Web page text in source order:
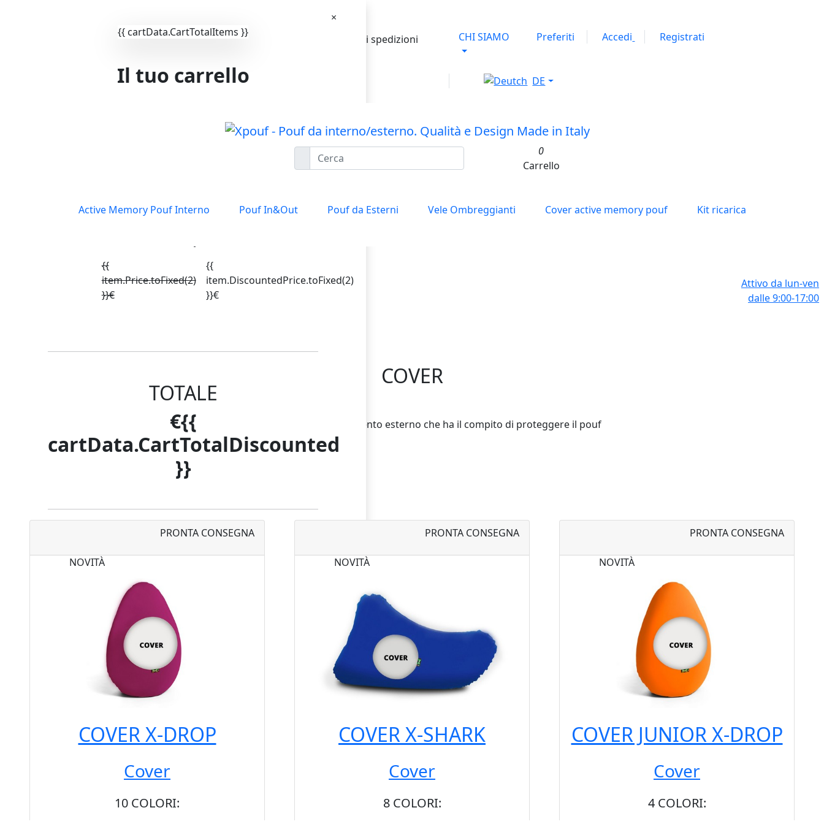
×
{{ cartData.CartTotalItems }}
Il tuo carrello
{{ ITEM.NAME }}
{{
item.Price.toFixed(2)
}}€
{{
item.DiscountedPrice.toFixed(2)
}}€
TOTALE
€{{
cartData.CartTotalDiscounted
}}
CONCLUDI ORDINE
Informiamo i clienti che tutti gli ordini provenienti dall'Italia hanno le spese di spedizioni
CHI SIAMO Preferiti Accedi Registrati
DE
Active Memory Pouf Interno Pouf In&Out Pouf da Esterni Vele Ombreggianti Cover active memory pouf Kit ricarica
0
Carrello
Attivo da lun-ven
dalle 9:00-17:00
COVER
COVER o FODERA: è il rivestimento esterno che ha il compito di proteggere il pouf
NOVITÀ
PRONTA CONSEGNA
COVER X-DROP
Cover
10 COLORI:
NOVITÀ
PRONTA CONSEGNA
COVER X-SHARK
Cover
8 COLORI:
NOVITÀ
PRONTA CONSEGNA
COVER JUNIOR X-DROP
Cover
4 COLORI: